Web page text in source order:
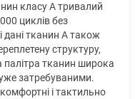
класу А тривалий
циклів без
дані тканин А також
структуру,
палітра тканин широка
затребуваними.
і тактильно